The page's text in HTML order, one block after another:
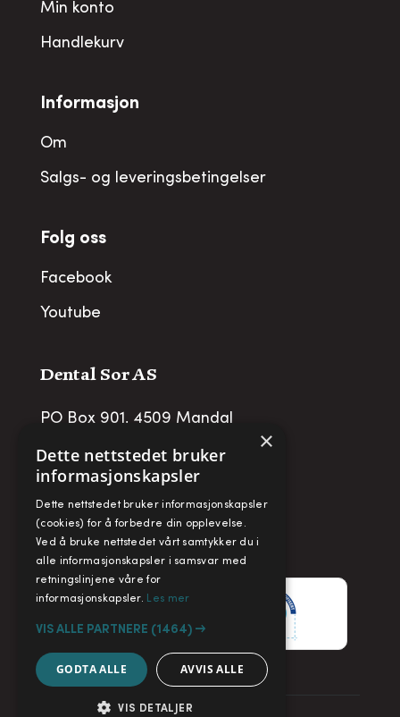
Min konto
Handlekurv
Informasjon
Om
Salgs- og leveringsbetingelser
Folg oss
Facebook
Youtube
Dental Sor AS
PO Box 901, 4509 Mandal
post@dentalsor.no
Org no:948 782 979 VAT
Telefon:
+47 38 27 88 88
Fax: + 47 38 27 88 89
×
Dette nettstedet bruker
informasjonskapsler
Dette nettstedet bruker informasjonskapsler
(cookies) for å forbedre din opplevelse.
Ved å bruke nettstedet vårt samtykker du i
alle informasjonskapsler i samsvar med
retningslinjene våre for
informasjonskapsler. Les mer
VIS ALLE PARTNERE (1464) →
GODTA ALLE AVVIS ALLE
VIS DETALJER